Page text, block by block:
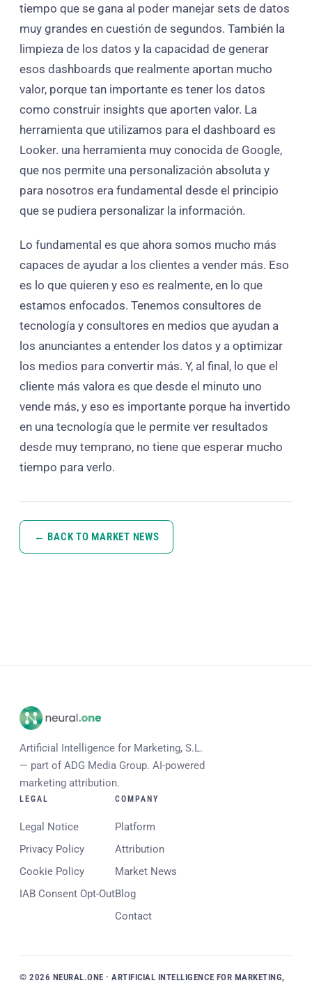
tiempo que se gana al poder manejar sets de datos
muy grandes en cuestión de segundos. También la
limpieza de los datos y la capacidad de generar
esos dashboards que realmente aportan mucho
valor, porque tan importante es tener los datos
como construir insights que aporten valor. La
herramienta que utilizamos para el dashboard es
Looker. una herramienta muy conocida de Google,
que nos permite una personalización absoluta y
para nosotros era fundamental desde el principio
que se pudiera personalizar la información.
Lo fundamental es que ahora somos mucho más
capaces de ayudar a los clientes a vender más. Eso
es lo que quieren y eso es realmente, en lo que
estamos enfocados. Tenemos consultores de
tecnología y consultores en medios que ayudan a
los anunciantes a entender los datos y a optimizar
los medios para convertir más. Y, al final, lo que el
cliente más valora es que desde el minuto uno
vende más, y eso es importante porque ha invertido
en una tecnología que le permite ver resultados
desde muy temprano, no tiene que esperar mucho
tiempo para verlo.
← BACK TO MARKET NEWS
Artificial Intelligence for Marketing, S.L.
— part of ADG Media Group. AI-powered
marketing attribution.
LEGAL
Legal Notice
Privacy Policy
Cookie Policy
IAB Consent Opt-Out
COMPANY
Platform
Attribution
Market News
Blog
Contact
© 2026 NEURAL.ONE · ARTIFICIAL INTELLIGENCE FOR MARKETING,